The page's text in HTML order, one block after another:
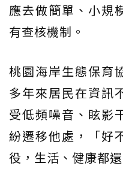
應去做簡單、小規
有查核機制。
桃園海岸生態保育
多年來居民在資訊
受低頻噪音、眩影
紛遷移他處，「好
役，生活、健康都還